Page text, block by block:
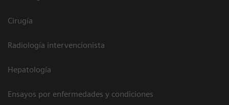
Cirugía
Radiología intervencionista
Hepatología
Ensayos por enfermedades y condiciones